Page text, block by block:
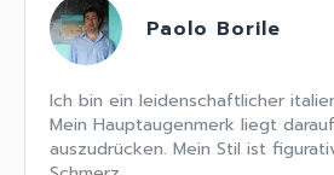
Paolo Borile
Ich bin ein leidenschaftlicher
Mein Hauptaugenmerk liegt
auszudrücken. Mein Stil ist